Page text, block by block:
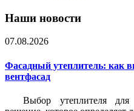
Наши новости
07.08.2026
Фасадный утеплитель: как
вентфасад
Выбор утеплителя